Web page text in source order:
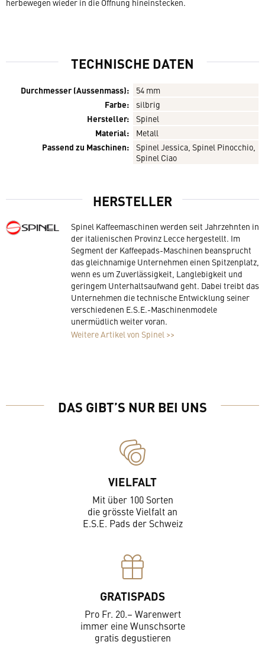
herbewegen wieder in die Öffnung hineinstecken.
TECHNISCHE DATEN
Durchmesser (Aussenmass):
54 mm
Farbe: silbrig
Hersteller: Spinel
Material:
Metall
Passend zu Maschinen: Spinel Jessica, Spinel Pinocchio,
Spinel Ciao
HERSTELLER
Spinel Kaffeemaschinen werden seit Jahrzehnten in
der italienischen Provinz Lecce hergestellt. Im
Segment der Kaffeepads-Maschinen beansprucht
das gleichnamige Unternehmen einen Spitzenplatz,
wenn es um Zuverlässigkeit, Langlebigkeit und
geringem Unterhaltsaufwand geht. Dabei treibt das
Unternehmen die technische Entwicklung seiner
verschiedenen E.S.E.-Maschinenmodele
unermüdlich weiter voran.
Weitere Artikel von Spinel >>
DAS GIBT’S NUR BEI UNS
VIELFALT
Mit über 100 Sorten
die grösste Vielfalt an
E.S.E. Pads der Schweiz
GRATISPADS
Pro Fr. 20.– Warenwert
immer eine Wunschsorte
gratis degustieren